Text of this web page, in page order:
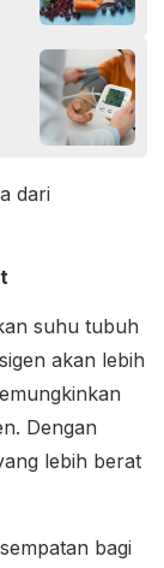
dari
suhu tubuh
akan lebih
Dengan
lebih berat
bagi